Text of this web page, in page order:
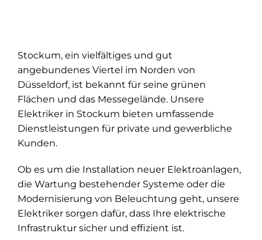
Stockum, ein vielfältiges und gut
angebundenes Viertel im Norden von
Düsseldorf, ist bekannt für seine grünen
Flächen und das Messegelände. Unsere
Elektriker in Stockum bieten umfassende
Dienstleistungen für private und gewerbliche
Kunden.
Ob es um die Installation neuer Elektroanlagen,
die Wartung bestehender Systeme oder die
Modernisierung von Beleuchtung geht, unsere
Elektriker sorgen dafür, dass Ihre elektrische
Infrastruktur sicher und effizient ist.